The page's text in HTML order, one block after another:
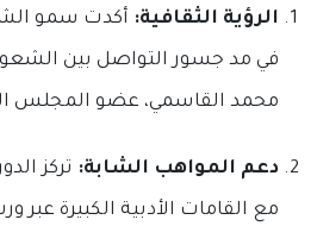
الرؤية الثقافية: أكدت سمو
في مد جسور التواصل بين
محمد القاسمي، عضو المجلس
دعم المواهب الشابة: تركز
مع القامات الأدبية الكبيرة